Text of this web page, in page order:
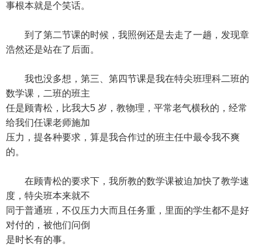
事根本就是个笑话。
到了第二节课的时候，我照例还是去走了一趟，发现章
浩然还是站在了后面。
我也没多想，第三、第四节课是我在特尖班理科二班的
数学课，二班的班主
任是顾青松，比我大5 岁，教物理，平常老气横秋的，经常
给我们任课老师施加
压力，提各种要求，算是我合作过的班主任中最令我不爽
的。
在顾青松的要求下，我所教的数学课被迫加快了教学速
度，特尖班本来就不
同于普通班，不仅压力大而且任务重，里面的学生都不是好
对付的，被他们问倒
是时长有的事。